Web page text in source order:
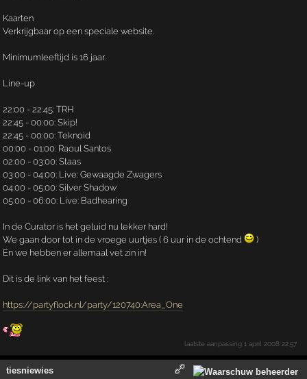
Kaarten
Verkrijgbaar op een speciale website.
Minimumleeftijd is 16 jaar.
Line-up
22:00 - 22:45: TRH
22:45 - 00:00: Skip!
22:45 - 00:00: Teknoid
00:00 - 01:00: Raoul Santos
02:00 - 03:00: Staas
03:00 - 04:00: Live: Gewaagde Zwagers
04:00 - 05:00: Silver Shadow
05:00 - 06:00: Live: Badhearing
In de Curator is het geluid nu lekker hard!
We gaan door tot in de vroege uurtjes ( 6 uur in de ochtend
)
En we hebben er allemaal vet zin in!
Dit is de link van het feest :
https://partyflock.nl/party/120740:Area_One
laatste aanpassing1 april 2008 22:57
tiesniewies